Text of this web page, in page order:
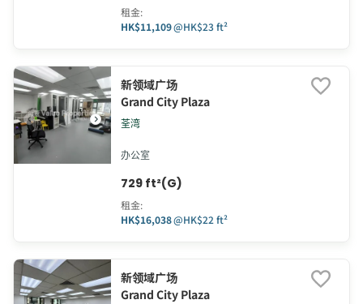
租金:
HK$11,109@HK$23 ft²
新领域广场
Grand City Plaza
荃湾
办公室
729 ft²(G)
租金:
HK$16,038@HK$22 ft²
新领域广场
Grand City Plaza